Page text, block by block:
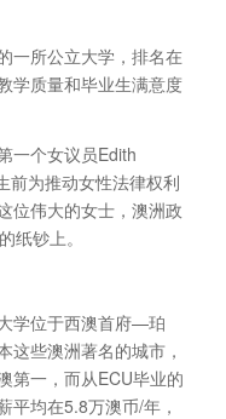
一所公立大学，排名在
学质量和毕业生满意度
个女议员Edith
前为推动女性法律权利
位伟大的女士，澳洲政
纸钞上。
学位于西澳首府—珀
这些澳洲著名的城市，
第一，而从ECU毕业的
平均在5.8万澳币/年，